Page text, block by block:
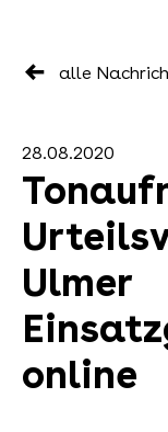
alle
28.08.2020
Ulmer
online